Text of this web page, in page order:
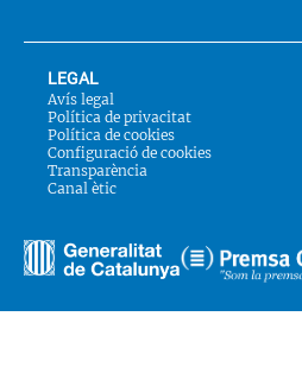
LEGAL
Avís legal
Política de privacitat
Política de cookies
Configuració de cookies
Transparència
Canal ètic